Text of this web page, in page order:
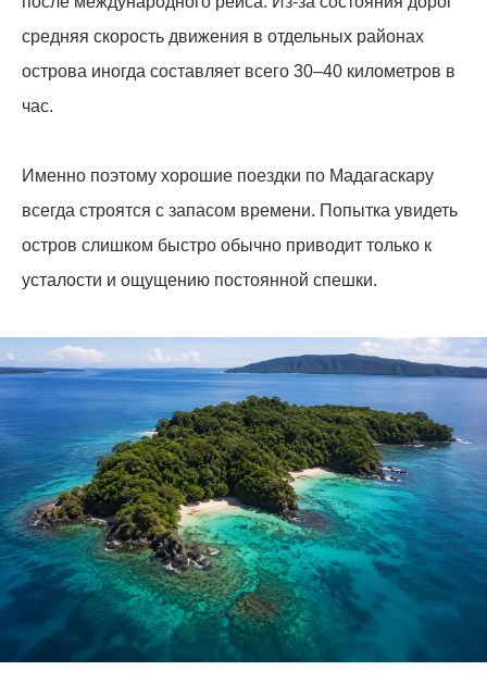
средняя скорость движения в отдельных районах
острова иногда составляет всего 30–40 километров в
час.
Именно поэтому хорошие поездки по Мадагаскару
всегда строятся с запасом времени. Попытка увидеть
остров слишком быстро обычно приводит только к
усталости и ощущению постоянной спешки.